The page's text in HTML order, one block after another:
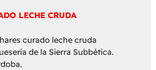
LECHE CRUDA
curado leche cruda
de la Sierra Subbética.